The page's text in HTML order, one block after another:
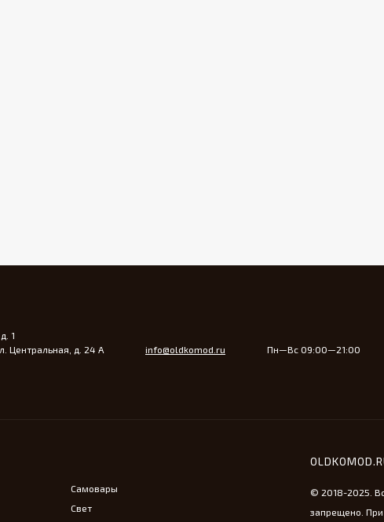
1
Центральная, д. 24 А
info@oldkomod.ru Пн—Вс 09:00—21:00
Самовары
Свет
© 2018-2025.
запрещено.